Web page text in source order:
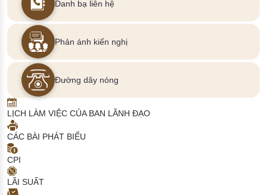
Danh bạ liên hệ
Phản ánh kiến nghị
Đường dây nóng
LỊCH LÀM VIỆC CỦA BAN LÃNH ĐẠO
CÁC BÀI PHÁT BIỂU
CPI
LÃI SUẤT